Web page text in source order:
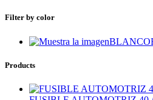
Filter by color
BLANCO
Products